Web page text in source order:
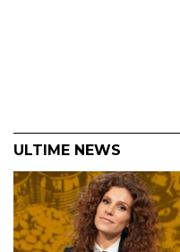
ULTIME NEWS